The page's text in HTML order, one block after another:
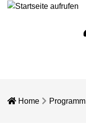
Home Programm